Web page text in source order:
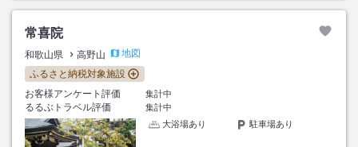
常喜院
和歌山県 高野山
地図
ふるさと納税対象施設
お客様アンケート評価
集計中
るるぶトラベル評価
集計中
大浴場あり
駐車場あり